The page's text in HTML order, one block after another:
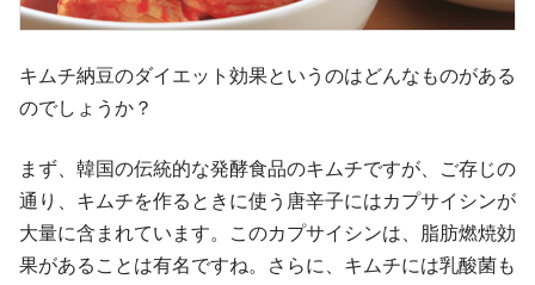
キムチ納豆のダイエット効果というのはどんなものがある
のでしょうか？
まず、韓国の伝統的な発酵食品のキムチですが、ご存じの
通り、キムチを作るときに使う唐辛子にはカプサイシンが
大量に含まれています。このカプサイシンは、脂肪燃焼効
果があることは有名ですね。さらに、キムチには乳酸菌も